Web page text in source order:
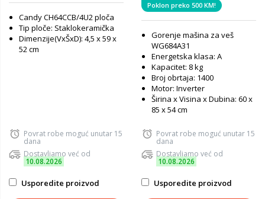
CandyCH64CCB/4U2 ploča
Tip ploče: Staklokeramička
Dimenzije(VxŠxD): 4,5 x 59 x
52 cm
Povrat robe moguć unutar 15
dana
Dostavljamo već od
10.08.2026
Usporedite proizvod
Poklon preko 500 KM!
Gorenje mašina za veš
WG684A31
Energetska klasa: A
Kapacitet: 8 kg
Broj obrtaja: 1400
Motor: Inverter
Širina x Visina x Dubina: 60 x
85 x 54 cm
Povrat robe moguć unutar 15
dana
Dostavljamo već od
10.08.2026
Usporedite proizvod